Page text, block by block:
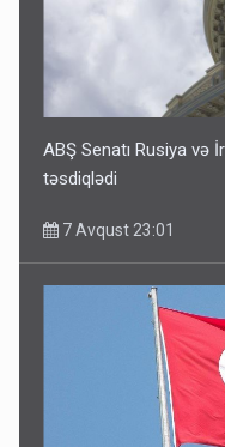
ABŞ Senatı Rusiya və
təsdiqlədi
7 Avqust 23:01